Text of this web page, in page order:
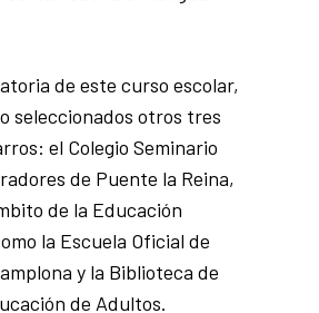
de este curso escolar,
seleccionados otros tres
el Colegio Seminario
de Puente la Reina,
de la Educación
la Escuela Oficial de
y la Biblioteca de
de Adultos.